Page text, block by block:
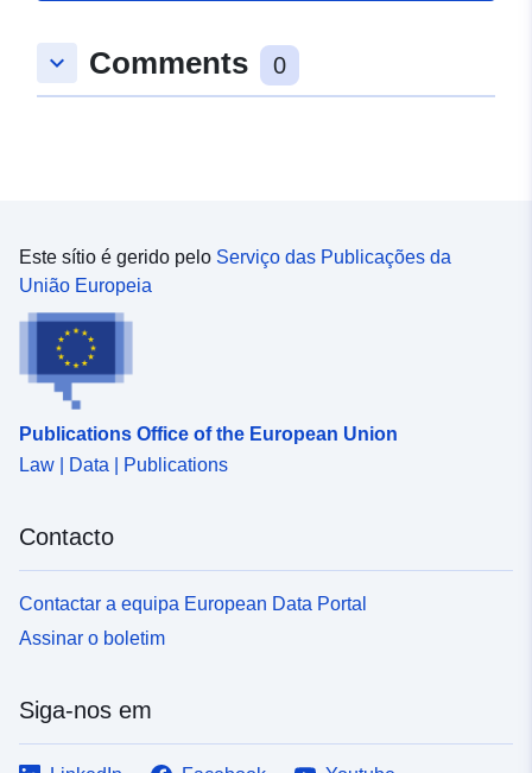
keyboard_arrow_down Comments 0
Este sítio é gerido pelo Serviço das Publicações da
União Europeia
Publications Office of the European Union
Law | Data | Publications
Contacto
Contactar a equipa European Data Portal
Assinar o boletim
Siga-nos em